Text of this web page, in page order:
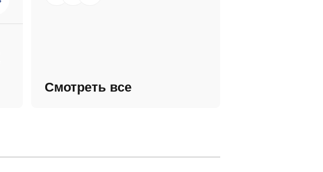
Смотреть все